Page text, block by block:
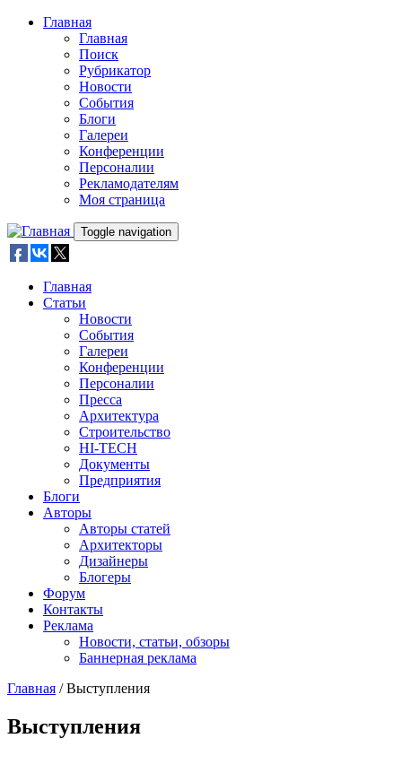
Skip to main content
Главная
Главная
Поиск
Рубрикатор
Новости
События
Блоги
Галереи
Конференции
Персоналии
Рекламодателям
Моя страница
Toggle navigation
Главная
Статьи
Новости
События
Галереи
Конференции
Персоналии
Пресса
Архитектура
Строительство
HI-TECH
Документы
Предприятия
Блоги
Авторы
Авторы статей
Архитекторы
Дизайнеры
Блогеры
Форум
Контакты
Реклама
Новости, статьи, обзоры
Баннерная реклама
Главная / Выступления
Выступления